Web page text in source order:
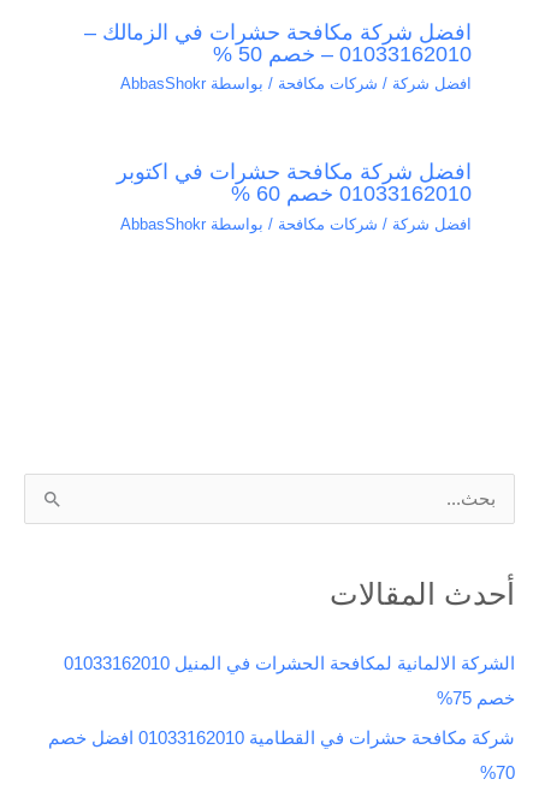
افضل شركة مكافحة حشرات في الزمالك –
01033162010 – خصم 50 %
افضل شركة / شركات مكافحة / بواسطة AbbasShokr
افضل شركة مكافحة حشرات في اكتوبر
01033162010 خصم 60 %
افضل شركة / شركات مكافحة / بواسطة AbbasShokr
ب
ح
:
أحدث المقالات
الشركة الالمانية لمكافحة الحشرات في المنيل 01033162010
خصم 75%
شركة مكافحة حشرات في القطامية 01033162010 افضل خصم
70%